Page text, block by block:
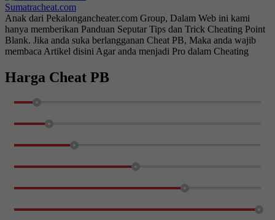
Sumatracheat.com
Anak dari Pekalongancheater.com Group, Dalam Web ini kami
hanya memberikan Panduan Seputar Tips dan Trick Cheating Point
Blank. Jika anda suka berlangganan Cheat PB, Maka anda wajib
membaca Artikel disini Agar anda menjadi Pro dalam Cheating
Harga Cheat PB